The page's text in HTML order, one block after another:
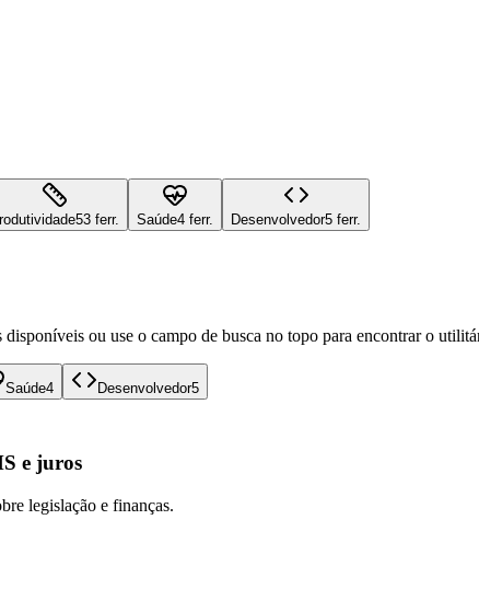
53 ferr. Saúde4 ferr. Desenvolvedor5 ferr.
ou use o campo de busca no topo para encontrar o
Saúde4 Desenvolvedor5
e juros
legislação e finanças.